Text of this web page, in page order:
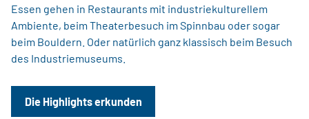
Essen gehen in Restaurants mit industriekulturellem
Ambiente, beim Theaterbesuch im Spinnbau oder sogar
beim Bouldern. Oder natürlich ganz klassisch beim Besuch
des Industriemuseums.
Die Highlights erkunden